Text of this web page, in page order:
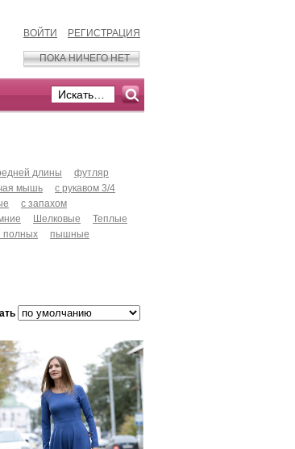
ВОЙТИ РЕГИСТРАЦИЯ
ПОКА НИЧЕГО НЕТ
длины
футляр
мышь
с рукавом 3/4
с запахом
Шелковые
Теплые
полных
пышные